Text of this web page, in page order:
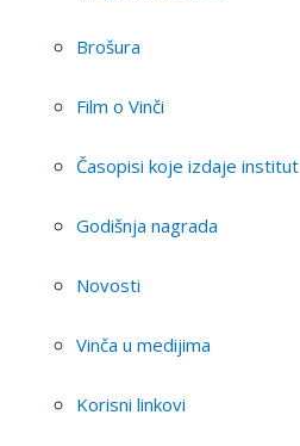
Brošura
Film o Vinči
Časopisi koje izdaje institut
Godišnja nagrada
Novosti
Vinča u medijima
Korisni linkovi